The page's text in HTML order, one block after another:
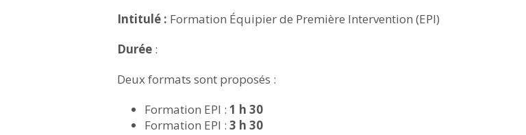
Intitulé : Formation Équipier de Première Intervention (EPI)
Durée :
Deux formats sont proposés :
Formation EPI : 1 h 30
Formation EPI : 3 h 30